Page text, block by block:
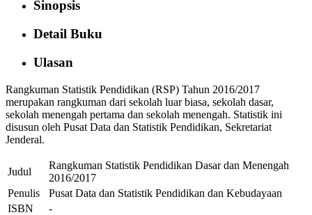
Sinopsis
Detail Buku
Ulasan
Rangkuman Statistik Pendidikan (RSP) Tahun 2016/2017
merupakan rangkuman dari sekolah luar biasa, sekolah dasar,
sekolah menengah pertama dan sekolah menengah. Statistik ini
disusun oleh Pusat Data dan Statistik Pendidikan, Sekretariat
Jenderal.
Judul
Rangkuman Statistik Pendidikan Dasar dan Menengah
2016/2017
Penulis
Pusat Data dan Statistik Pendidikan dan Kebudayaan
ISBN
-